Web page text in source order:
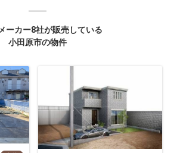
ーカー8社が販売している
小田原市の物件